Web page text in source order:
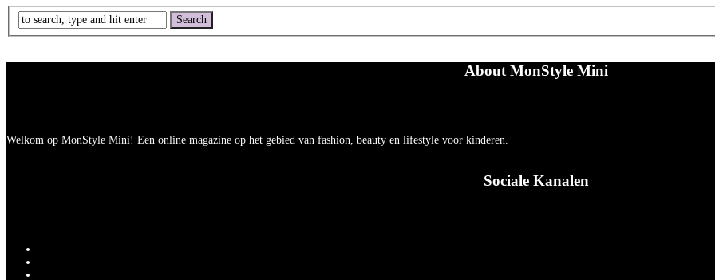
About MonStyle Mini
Welkom op MonStyle Mini! Een online magazine op het gebied van fashion, beauty en lifestyle voor kinderen.
Sociale Kanalen